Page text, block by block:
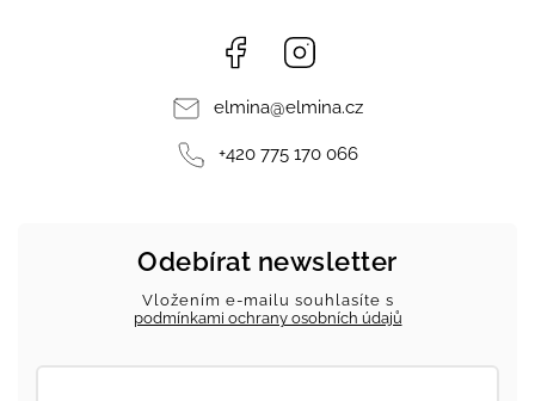
Facebook
elmina@elmina.cz
+420 775 170 066
Odebírat newsletter
Vložením e-mailu souhlasíte s
podmínkami ochrany osobních údajů